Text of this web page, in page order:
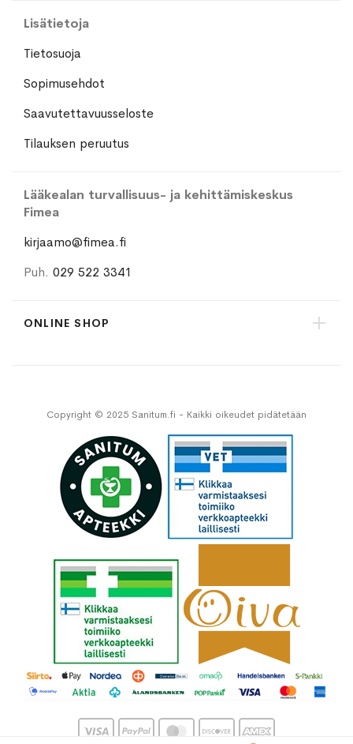
Lisätietoja
Tietosuoja
Sopimusehdot
Saavutettavuusseloste
Tilauksen peruutus
Lääkealan turvallisuus- ja kehittämiskeskus
Fimea
kirjaamo@fimea.fi
Puh. 029 522 3341
ONLINE SHOP
Copyright © 2025 Sanitum.fi - Kaikki oikeudet pidätetään